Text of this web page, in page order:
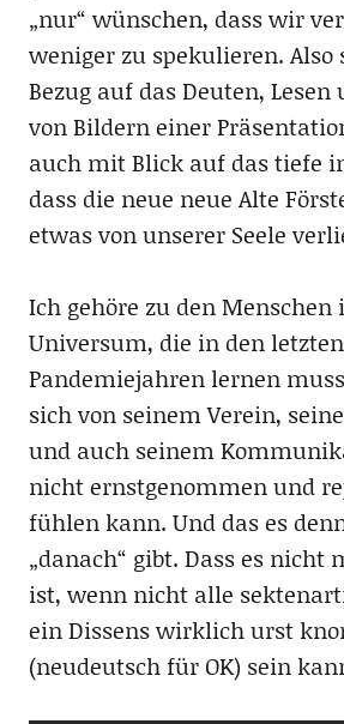
„nur“ wünschen, dass wir
weniger zu spekulieren.
Bezug auf das Deuten,
von Bildern einer
auch mit Blick auf das tiefe
dass die neue neue Alte
etwas von unserer Seele
Ich gehöre zu den
Universum, die in den letzten
Pandemiejahren lernen
sich von seinem Verein,
und auch seinem
nicht ernstgenommen und
fühlen kann. Und das es
„danach“ gibt. Dass es nicht
ist, wenn nicht alle
ein Dissens wirklich urst
(neudeutsch für OK) sein